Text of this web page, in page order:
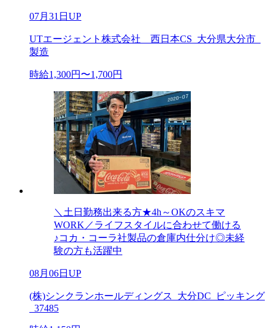
07月31日UP
UTエージェント株式会社 西日本CS_大分県大分市_
製造
時給1,300円〜1,700円
＼土日勤務出来る方★4h～OKのスキマ
WORK／ライフスタイルに合わせて働ける
♪コカ・コーラ社製品の倉庫内仕分け◎未経
験の方も活躍中
08月06日UP
(株)シンクランホールディングス_大分DC_ピッキング
_37485